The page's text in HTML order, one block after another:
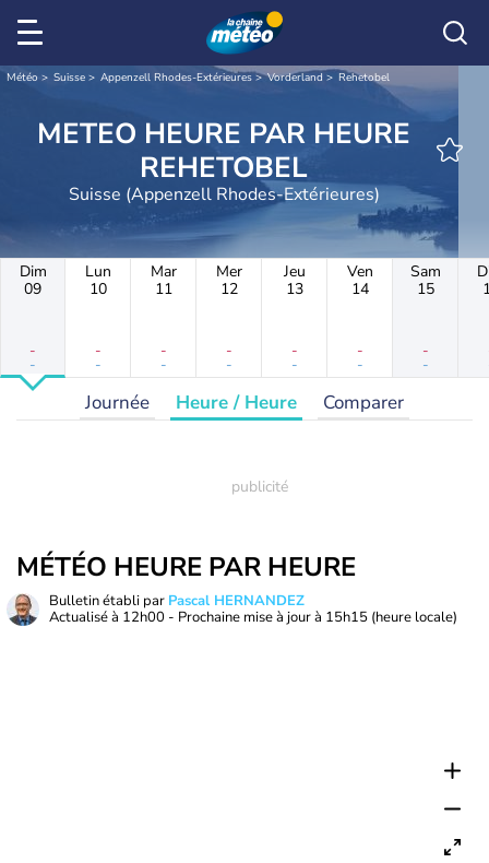
Météo Suisse Appenzell Rhodes-Extérieures Vorderland Rehetobel
METEO HEURE PAR HEURE
REHETOBEL
Suisse (Appenzell Rhodes-Extérieures)
Dim
09
-
-
Lun
10
-
-
Mar
11
-
-
Mer
12
-
-
Jeu
13
-
-
Ven
14
-
-
Sam
15
-
-
Journée Heure / Heure Comparer
MÉTÉO HEURE PAR HEURE
Bulletin établi par Pascal HERNANDEZ
Actualisé à 12h00 - Prochaine mise à jour à 15h15 (heure locale)